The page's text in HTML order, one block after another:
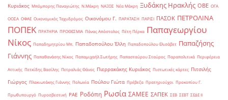
Κυριάκος Μπόμπορης Παναγιώτης Ν.Μάκρη ΝΑΞΟΣ Νέα Μάκρη Ξυδάκης Ηρακλής ΟΒΕ ΟΓΑ
ΟΟΣΑ ΟΦΑΕ Οικονομικός Ταχυδρόμος Οικονόμου Γ. ΠΑΡΑΤΑΣΗ ΠΑΡΙΣΙ ΠΑΣΟΚ ΠΕΤΡΟΛΙΝΑ
ΠΟΠΕΚ ΠΡΑΤΗΡΙΑ ΠΡΟΘΕΣΜΙΑ Πάνας Απόστολος Πέτη Πέρκα Παπαγεωργίου
Νίκος Παπαδημητρίου Μπ. Παπαδοπούλου Έλλη Παπαδοπούλου Ελισάβετ Παπαζήσης
Γιάννης Παπαθανάσης Νίκος Παπαμιχαήλ Σωτήρης Παπασταύρου Σταύρος Παραπολιτικά Περιφέρεια
Αττικής Πετκίδης Βασίλης Πετραλιάς Θάνος Πιερρακάκης Κυριάκος Πιστωτικές κάρτες Πιτσιλής
Γιώργος Πλακιωτάκης Γιάννης Πολωνία Πούλου Γιώτα Πρέβεζα Πρατηριούχοι Προκοπίου Γ.
Πρωθυπουργό Πυροσβεστική ΡΑΕ Ροδόπη Ρωσία ΣΑΜΕΕ ΣΑΠΕΚ ΣΕΒ ΣΕΒΤ ΣΕΔΕ ΙΙ